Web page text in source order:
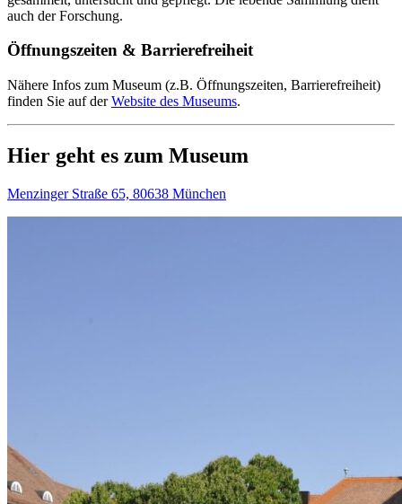
auch der Forschung.
Öffnungszeiten & Barrierefreiheit
Nähere Infos zum Museum (z.B. Öffnungszeiten, Barrierefreiheit)
finden Sie auf derWebsite des Museums.
Hier geht es zum Museum
Menzinger Straße 65, 80638 München